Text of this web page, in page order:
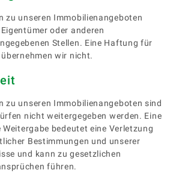
zu unseren Immobilienangeboten
oder anderen
Stellen. Eine Haftung für
wir nicht.
zu unseren Immobilienangeboten sind
nicht weitergegeben werden. Eine
bedeutet eine Verletzung
Bestimmungen und unserer
und kann zu gesetzlichen
führen.